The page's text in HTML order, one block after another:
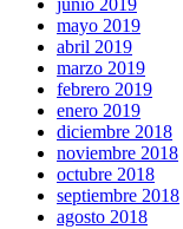
mayo 2019
abril 2019
marzo 2019
febrero 2019
enero 2019
diciembre 2018
noviembre 2018
octubre 2018
septiembre 2018
agosto 2018